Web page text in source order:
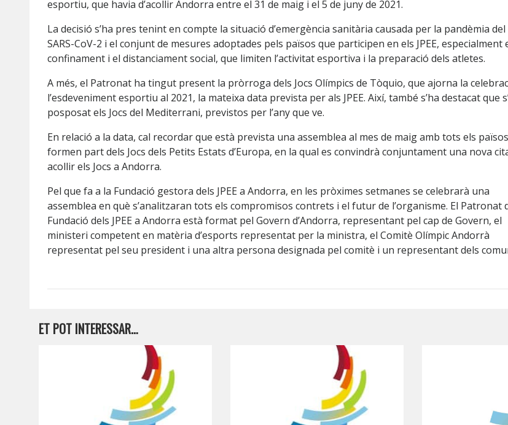
esportiu, que havia d’acollir Andorra entre el 31 de maig i el 5 de juny de 2021.
La decisió s’ha pres tenint en compte la situació d’emergència sanitària causada per la pandèmia del
SARS-CoV-2 i el conjunt de mesures adoptades pels països que participen en els JPEE, especialment
confinament i el distanciament social, que limiten l’activitat esportiva i la preparació dels atletes.
A més, el Patronat ha tingut present la pròrroga dels Jocs Olímpics de Tòquio, que ajorna la
l’esdeveniment esportiu al 2021, la mateixa data prevista per als JPEE. Així, també s’ha destacat que
posposat els Jocs del Mediterrani, previstos per l’any que ve.
En relació a la data, cal recordar que està prevista una assemblea al mes de maig amb tots els
formen part dels Jocs dels Petits Estats d’Europa, en la qual es convindrà conjuntament una nova
acollir els Jocs a Andorra.
Pel que fa a la Fundació gestora dels JPEE a Andorra, en les pròximes setmanes se celebrarà una
assemblea en què s’analitzaran tots els compromisos contrets i el futur de l’organisme. El Patronat
Fundació dels JPEE a Andorra està format pel Govern d’Andorra, representant pel cap de Govern, el
ministeri competent en matèria d’esports representat per la ministra, el Comitè Olímpic Andorrà
representat pel seu president i una altra persona designada pel comitè i un representant dels
ET POT INTERESSAR…